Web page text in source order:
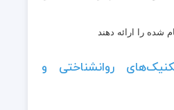
شده را ارائه دهند
روانشناختی و